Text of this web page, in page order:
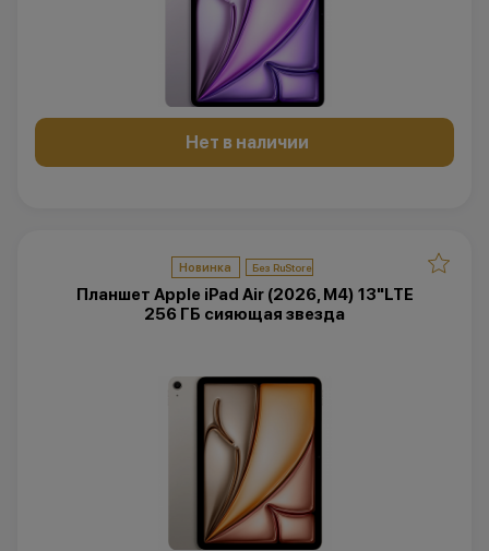
Нет в наличии
Новинка
Планшет Apple iPad Air (2026, M4) 13"LTE
256 ГБ сияющая звезда